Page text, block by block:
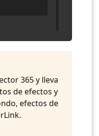
365 y lleva
de efectos y
efectos de